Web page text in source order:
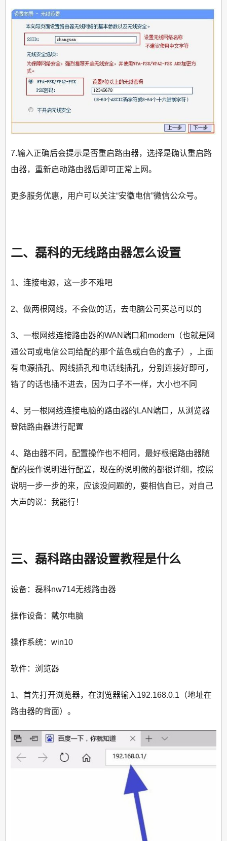
7.输入正确后会提示是否重启路由器，选择是确认重启路
由器，重新启动路由器后即可正常上网。
更多服务优惠，用户可以关注“安徽电信”微信公众号。
二、磊科的无线路由器怎么设置
1、连接电源，这一步不难吧
2、做两根网线，不会做的话，去电脑公司买总可以的
3、一根网线连接路由器的WAN端口和modem（也就是网
通公司或电信公司给配的那个蓝色或白色的盒子），上面
有电源插孔、网线插孔和电话线插孔，分别连接好即可，
错了的话也插不进去，因为口子不一样，大小也不同
4、另一根网线连接电脑的路由器的LAN端口，从浏览器
登陆路由器进行配置
4、路由器不同，配置操作也不相同，最好根据路由器随
配的操作说明进行配置，现在的说明做的都很详细，按照
说明一步一步的来，应该没问题的，要相信自已，对自己
大声的说：我能行！
三、磊科路由器设置教程是什么
设备：磊科nw714无线路由器
操作设备：戴尔电脑
操作系统：win10
软件：浏览器
1、首先打开浏览器，在浏览器输入192.168.0.1（地址在
路由器的背面）。